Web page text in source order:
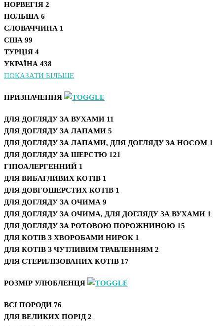
НОРВЕГІЯ 2
ПОЛЬША 6
СЛОВАЧЧИНА 1
США 99
ТУРЦІЯ 4
УКРАЇНА 438
ПОКАЗАТИ БІЛЬШЕ
ПРИЗНАЧЕННЯ
ДЛЯ ДОГЛЯДУ ЗА ВУХАМИ 11
ДЛЯ ДОГЛЯДУ ЗА ЛАПАМИ 5
ДЛЯ ДОГЛЯДУ ЗА ЛАПАМИ, ДЛЯ ДОГЛЯДУ ЗА НОСОМ 1
ДЛЯ ДОГЛЯДУ ЗА ШЕРСТЮ 121
ГІПОАЛЕРГЕННИЙ 1
ДЛЯ ВИБАГЛИВИХ КОТІВ 1
ДЛЯ ДОВГОШЕРСТИХ КОТІВ 1
ДЛЯ ДОГЛЯДУ ЗА ОЧИМА 9
ДЛЯ ДОГЛЯДУ ЗА ОЧИМА, ДЛЯ ДОГЛЯДУ ЗА ВУХАМИ 1
ДЛЯ ДОГЛЯДУ ЗА РОТОВОЮ ПОРОЖНИНОЮ 15
ДЛЯ КОТІВ З ХВОРОБАМИ НИРОК 1
ДЛЯ КОТІВ З ЧУТЛИВИМ ТРАВЛЕННЯМ 2
ДЛЯ СТЕРИЛІЗОВАНИХ КОТІВ 17
РОЗМІР УЛЮБЛЕНЦЯ
ВСІ ПОРОДИ 76
ДЛЯ ВЕЛИКИХ ПОРІД 2